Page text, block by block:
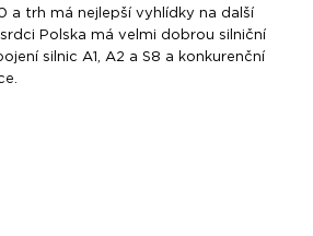
a trh má nejlepší vyhlídky na další
Polska má velmi dobrou silniční
silnic A1, A2 a S8 a konkurenční